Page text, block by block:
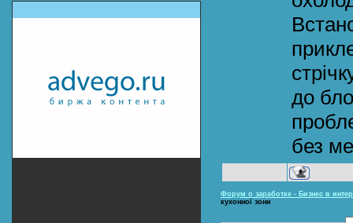
до
без
Форум о заработке - Бизнес в
кухонної зони